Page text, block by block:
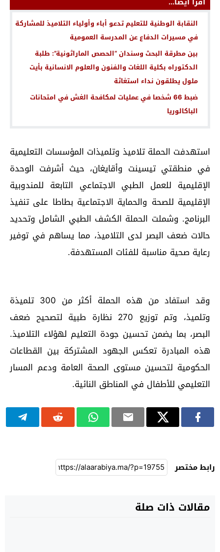
النقابة الوطنية للتعليم تدعو أباء وأولياء التلاميذ للمشاركة
في مسيرات الدفاع عن المدرسة العمومية
بين مطرقة البحث وسندان “الحصص الماراثونية”: طلبة
الدكتوراه بكلية اللغات والفنون والعلوم الانسانية بأيت
ملول يطلقون نداء استغاثة
ضبط 66 شخصا في عمليات لمكافحة الغش في امتحانات
الباكالوريا
استهدفت الحملة تلاميذ وتلميذات المؤسسات التعليمية
في منطقتي تيسينت وأقايغان، حيث أشرفت الوحدة
الإقليمية للعمل الطبي الاجتماعي التابعة للمندوبية
الإقليمية للصحة والحماية الاجتماعية بطاطا على تنفيذ
البرنامج. وشملت الحملة الكشف الطبي الشامل وتحديد
حالات ضعف البصر لدى التلاميذ، مما يساهم في توفير
رعاية صحية مناسبة للفئات المستهدفة.
وقد استفاد من هذه الحملة أكثر من 300 تلميذة
وتلميذ، وتم توزيع 270 نظارة طبية لتصحيح ضعف
البصر، بما يضمن تحسين جودة التعليم لهؤلاء التلاميذ.
هذه المبادرة تعكس الجهود المشتركة بين القطاعات
الحكومية لتحسين مستوى الصحة العامة ودعم المسار
التعليمي للأطفال في المناطق النائية.
رابط مختصر
مقالات ذات صلة